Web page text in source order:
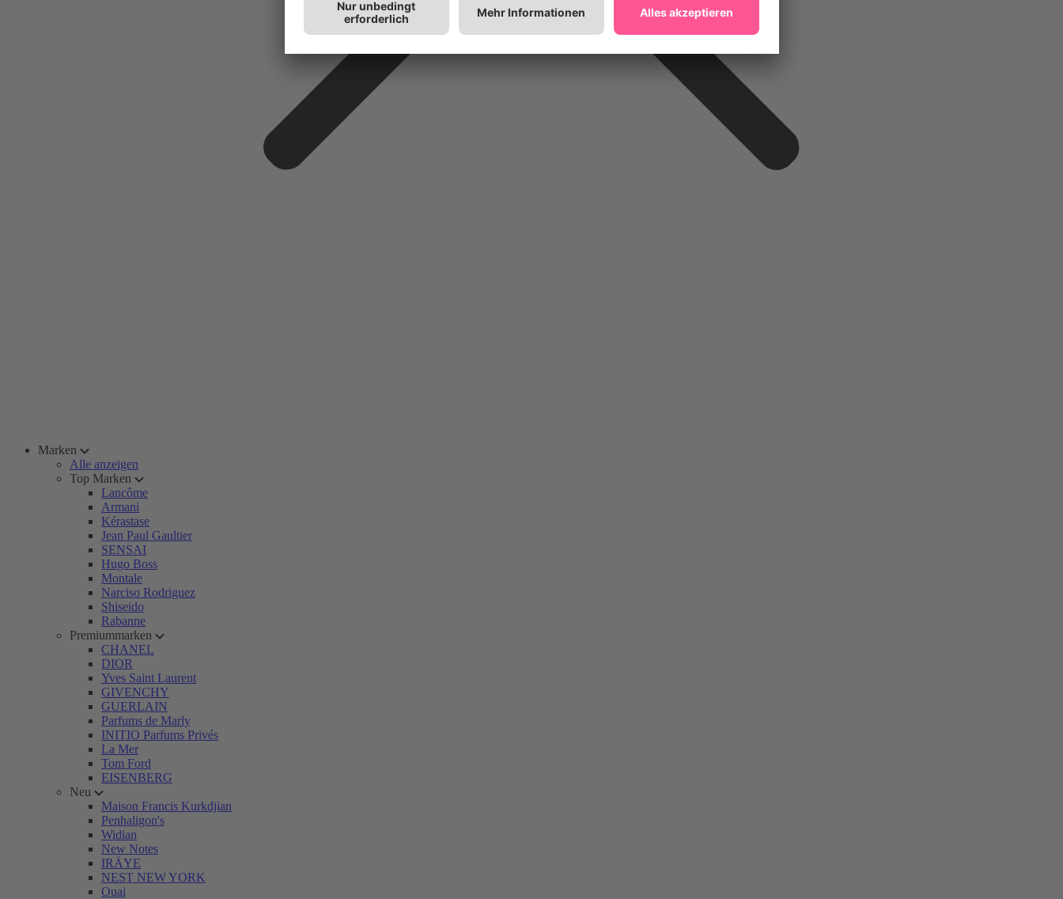
Marken
Alle anzeigen
Top Marken
Lancôme
Armani
Kérastase
Jean Paul Gaultier
SENSAI
Hugo Boss
Montale
Narciso Rodriguez
Shiseido
Rabanne
Premiummarken
CHANEL
DIOR
Yves Saint Laurent
GIVENCHY
GUERLAIN
Parfums de Marly
INITIO Parfums Privés
La Mer
Tom Ford
EISENBERG
Neu
Maison Francis Kurkdjian
Penhaligon's
Widian
New Notes
IRÄYE
NEST NEW YORK
Ouai